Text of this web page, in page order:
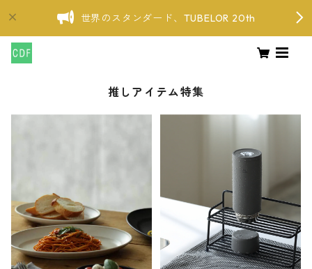
世界のスタンダード、TUBELOR 20th
推しアイテム特集